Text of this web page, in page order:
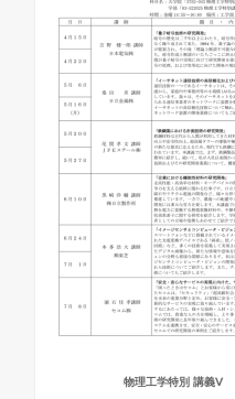
物理工学特別 講義Ⅴ